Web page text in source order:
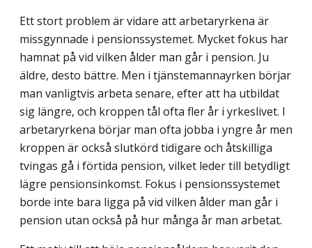
Ett stort problem är vidare att arbetaryrkena är
missgynnade i pensionssystemet. Mycket fokus har
hamnat på vid vilken ålder man går i pension. Ju
äldre, desto bättre. Men i tjänstemannayrken börjar
man vanligtvis arbeta senare, efter att ha utbildat
sig längre, och kroppen tål ofta fler år i yrkeslivet. I
arbetaryrkena börjar man ofta jobba i yngre år men
kroppen är också slutkörd tidigare och åtskilliga
tvingas gå i förtida pension, vilket leder till betydligt
lägre pensionsinkomst. Fokus i pensionssystemet
borde inte bara ligga på vid vilken ålder man går i
pension utan också på hur många år man arbetat.